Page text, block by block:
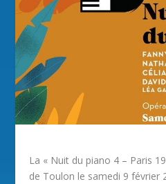
La « Nuit du piano 4 – Paris
de Toulon le samedi 9 février